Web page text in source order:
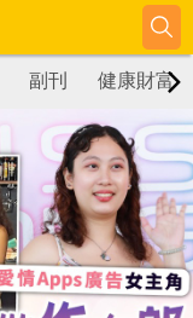
副刊 健康財富